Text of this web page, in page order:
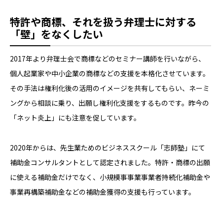
特許や商標、それを扱う弁理士に対する
「壁」をなくしたい
2017年より弁理士会で商標などのセミナー講師を行いながら、
個人起業家や中小企業の商標などの支援を本格化させています。
その手法は権利化後の活用のイメージを共有してもらい、ネーミ
ングから相談に乗り、出願し権利化支援をするものです。昨今の
「ネット炎上」にも注意を促しています。
2020年からは、先生業ためのビジネススクール「志師塾」にて
補助金コンサルタントとして認定されました。特許・商標の出願
に使える補助金だけでなく、小規模事事業事業者持続化補助金や
事業再構築補助金などの補助金獲得の支援も行っています。